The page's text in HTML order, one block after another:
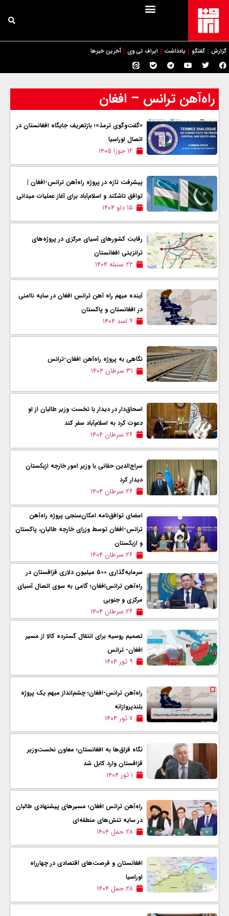
گزارش گفتگو یادداشت ایراف تی وی آخرین خبرها
راه‌آهن ترانس – افغان
«گفت‌وگوی ترمذ»؛ بازتعریف جایگاه افغانستان در
اتصال اوراسیا
۱۲ جوزا ۱۴۰۵
پیشرفت تازه در پروژه راه‌آهن ترانس‌-افغان |
توافق تاشکند و اسلام‌آباد برای آغاز عملیات میدانی
۱۵ دلو ۱۴۰۴
رقابت کشورهای آسیای مرکزی در پروژه‌های
ترانزیتی افغانستان
۲۲ سنبله ۱۴۰۴
آینده مبهم راه آهن ترانس افغان در سایه ناامنی
در افغانستان و پاکستان
۹ اسد ۱۴۰۴
نگاهی به پروژه راه‌آهن افغان-ترانس
۳۱ سرطان ۱۴۰۴
اسحاق‌دار در دیدار با نخست وزیر طالبان از او
دعوت کرد به اسلام‌آباد سفر کند
۲۶ سرطان ۱۴۰۴
سراج‌الدین حقانی با وزیر امور خارجه ازبکستان
دیدار کرد
۲۶ سرطان ۱۴۰۴
امضای توافق‌نامه امکان‌سنجی پروژه راه‌آهن
ترانس-افغان توسط وزرای خارجه طالبان، پاکستان
و ازبکستان
۲۶ سرطان ۱۴۰۴
سرمایه‌گذاری ۵۰۰ میلیون دلاری قزاقستان در
راه‌آهن ترانس‌افغان؛ گامی به سوی اتصال آسیای
مرکزی و جنوبی
۲۶ سرطان ۱۴۰۴
تصمیم روسیه برای انتقال گسترده کالا از مسیر
افغان- ترانس
۹ ثور ۱۴۰۴
راه‌آهن ترانس-افغان؛ چشم‌انداز مبهم یک پروژه
بلندپروازانه
۷ ثور ۱۴۰۴
نگاه قزاق‌ها به افغانستان؛ معاون نخست‌وزیر
قزاقستان وارد کابل شد
۱ ثور ۱۴۰۴
راه‌آهن ترانس افغان؛ مسیرهای پیشنهادی طالبان
در سایه تنش‌های منطقه‌ای
۲۸ حمل ۱۴۰۴
افغانستان و فرصت‌های اقتصادی در چهارراه
اوراسیا
۲۸ حمل ۱۴۰۴